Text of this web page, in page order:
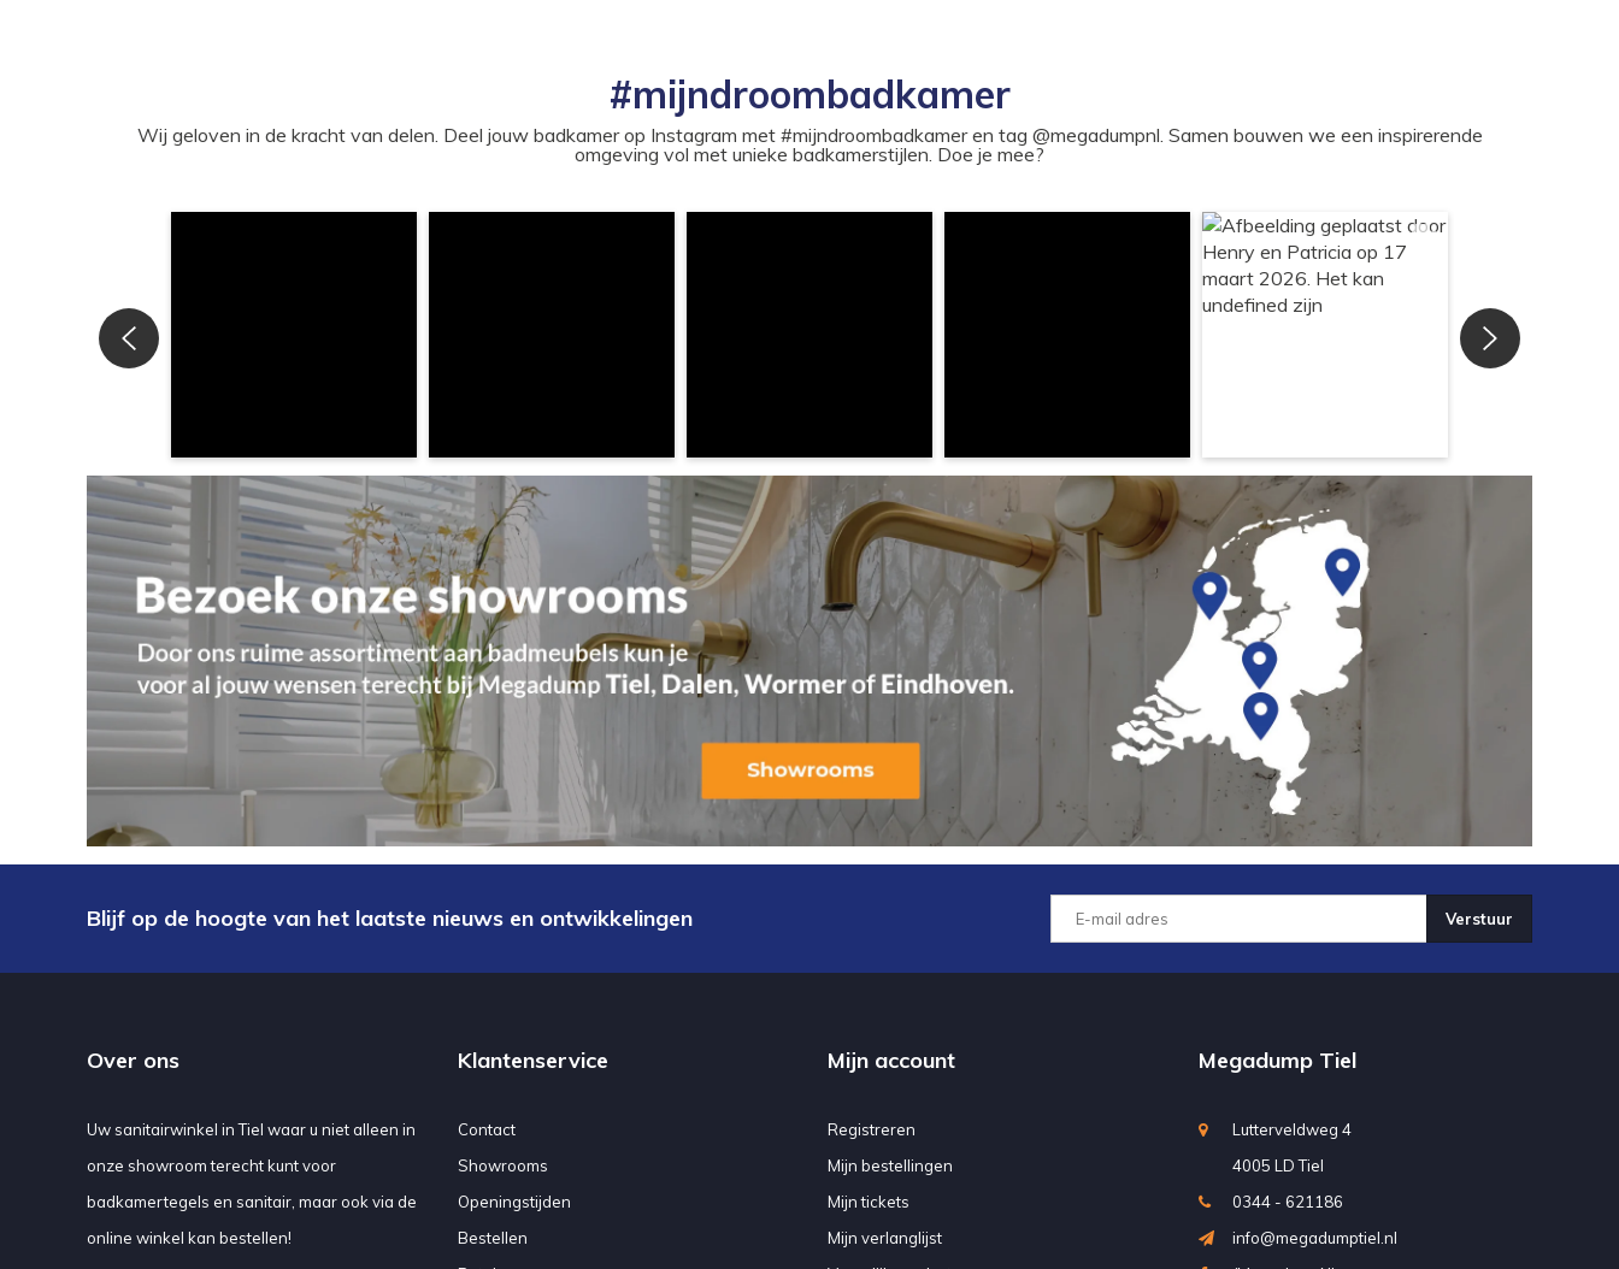
#mijndroombadkamer
Wij geloven in de kracht van delen. Deel jouw badkamer op Instagram met #mijndroombadkamer en tag @megadumpnl. Samen bouwen we een inspirerende
omgeving vol met unieke badkamerstijlen. Doe je mee?
Blijf op de hoogte van het laatste nieuws en ontwikkelingen Verstuur
Over ons
Uw sanitairwinkel in Tiel waar u niet alleen in
onze showroom terecht kunt voor
badkamertegels en sanitair, maar ook via de
online winkel kan bestellen!
Klantenservice
Contact
Showrooms
Openingstijden
Bestellen
Mijn account
Registreren
Mijn bestellingen
Mijn tickets
Mijn verlanglijst
Megadump Tiel
Lutterveldweg 4
4005 LD Tiel
0344 - 621186
info@megadumptiel.nl